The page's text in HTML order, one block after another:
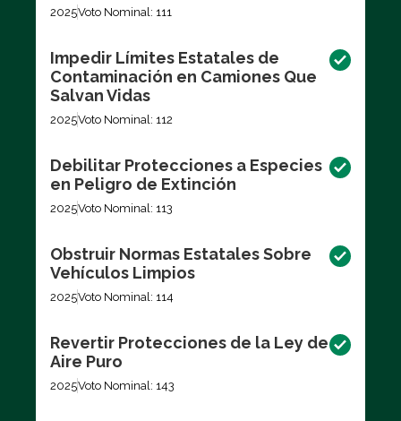
2025Voto Nominal: 111
Impedir Límites Estatales de
Contaminación en Camiones Que
Salvan Vidas
2025Voto Nominal: 112
Debilitar Protecciones a Especies
en Peligro de Extinción
2025Voto Nominal: 113
Obstruir Normas Estatales Sobre
Vehículos Limpios
2025Voto Nominal: 114
Revertir Protecciones de la Ley de
Aire Puro
2025Voto Nominal: 143